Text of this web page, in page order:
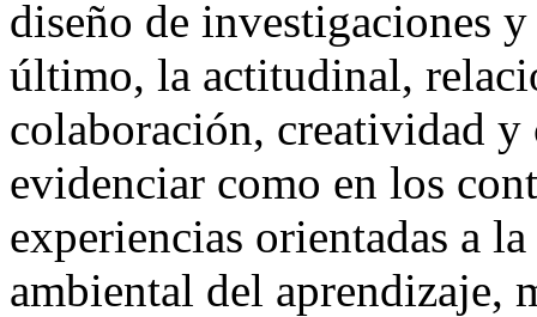
diseño de investigaciones
último, la actitudinal,
colaboración, creatividad y
evidenciar como en los
experiencias orientadas a
ambiental del aprendizaje,